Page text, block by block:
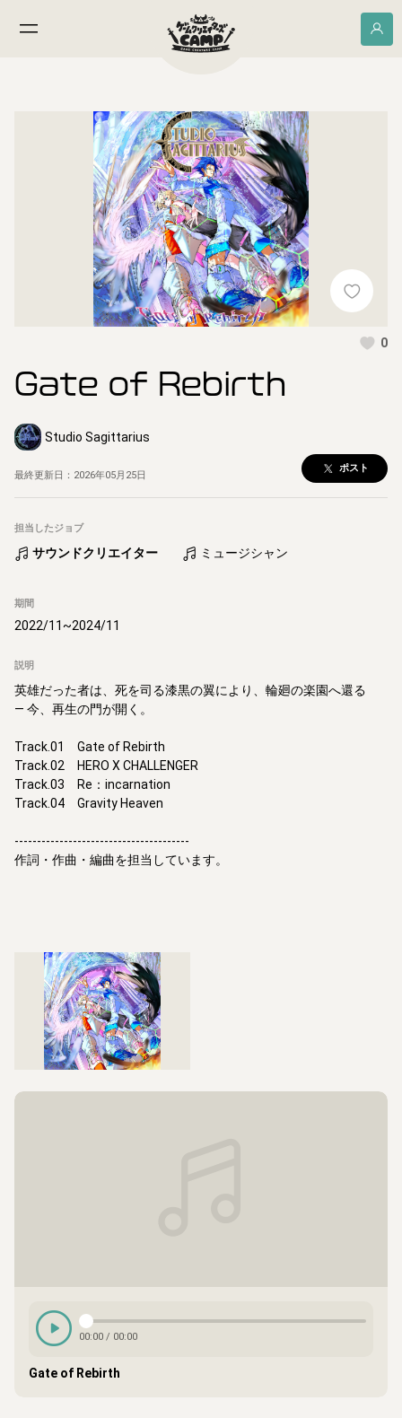
0
Gate of Rebirth
Studio Sagittarius
最終更新日： 2026年05月25日
ポスト
担当したジョブ
サウンドクリエイター ミュージシャン
期間
2022/11~2024/11
説明
英雄だった者は、死を司る漆黒の翼により、輪廻の楽園へ還る
— 今、再生の門が開く。
Track.01　Gate of Rebirth
Track.02　HERO X CHALLENGER
Track.03　Re：incarnation
Track.04　Gravity Heaven
---------------------------------------
作詞・作曲・編曲を担当しています。
00:00 / 00:00
Gate of Rebirth